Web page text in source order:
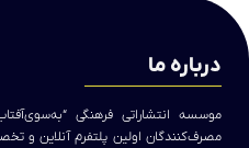
درباره ما
موسسه انتشاراتی فرهنگی
مصرف‌کنندگان اولین پلتفرم آنلاین و